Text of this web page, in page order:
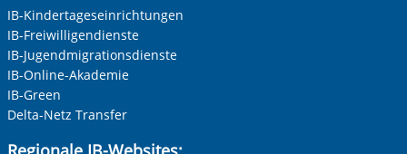
IB-Kindertageseinrichtungen
IB-Freiwilligendienste
IB-Jugendmigrationsdienste
IB-Online-Akademie
IB-Green
Delta-Netz Transfer